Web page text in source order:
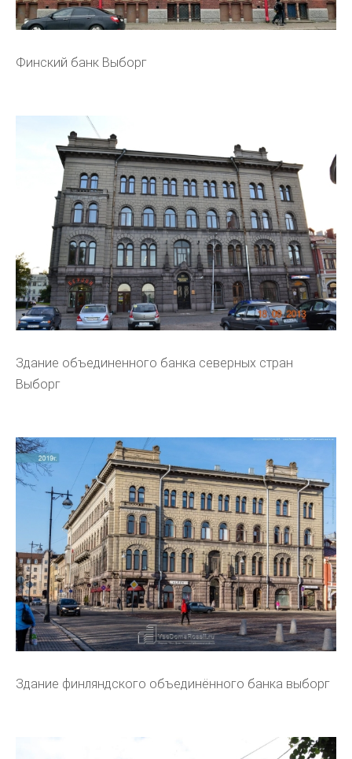
Финский банк Выборг
Здание объединенного банка северных стран
Выборг
Здание финляндского объединённого банка выборг